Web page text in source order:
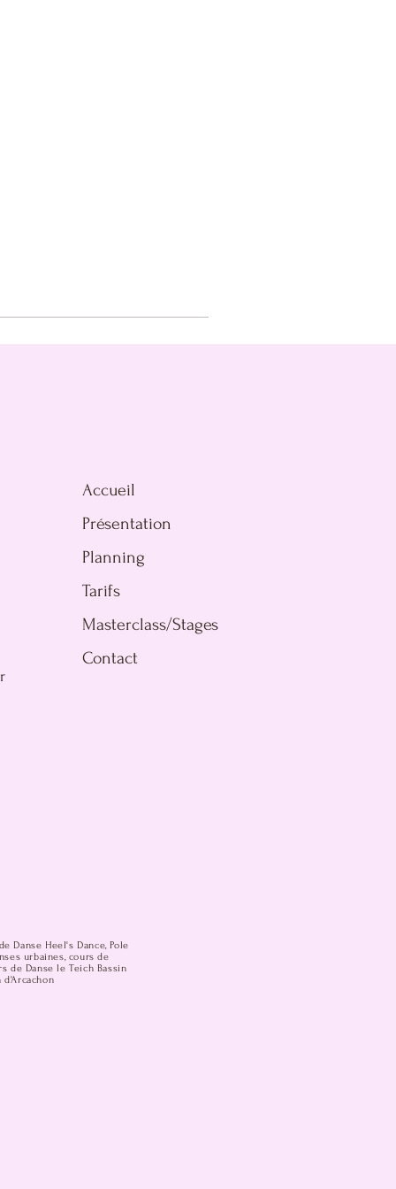
Accueil
Présentation
Planning
Tarifs
Masterclass/Stages
Contact
Danse Heel's Dance, Pole
urbaines, cours de
de Danse le Teich Bassin
d'Arcachon